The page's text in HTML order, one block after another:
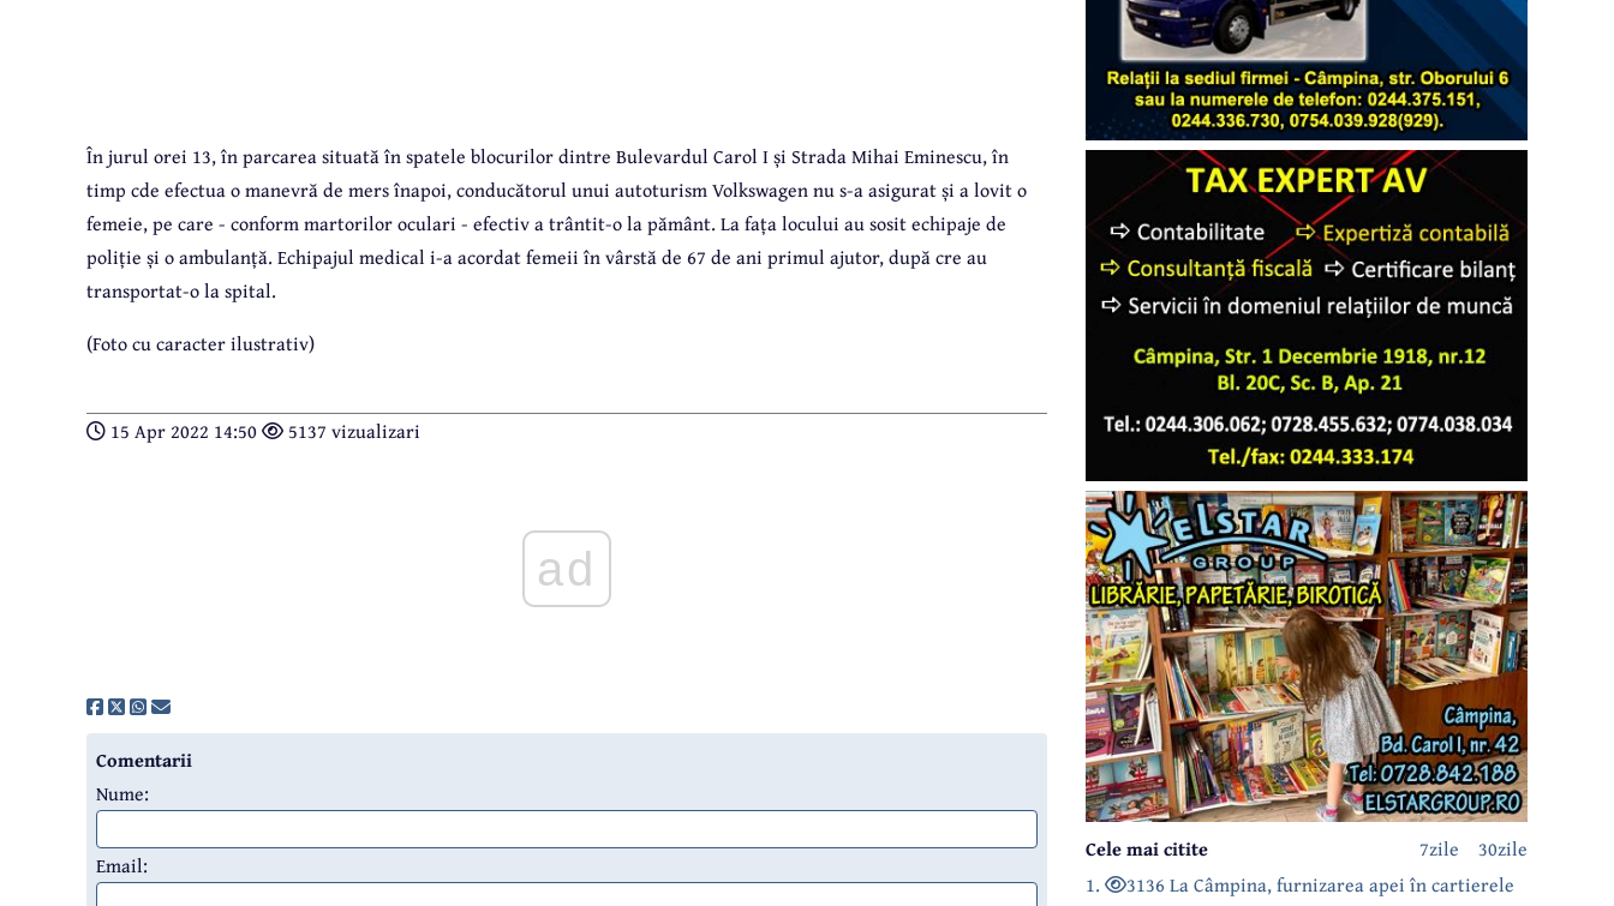
În jurul orei 13, în parcarea situată în spatele blocurilor dintre Bulevardul Carol I și Strada Mihai Eminescu, în
timp cde efectua o manevră de mers înapoi, conducătorul unui autoturism Volkswagen nu s-a asigurat și a lovit o
femeie, pe care - conform martorilor oculari - efectiv a trântit-o la pământ. La fața locului au sosit echipaje de
poliție și o ambulanță. Echipajul medical i-a acordat femeii în vârstă de 67 de ani primul ajutor, după cre au
transportat-o la spital.
(Foto cu caracter ilustrativ)
15 Apr 2022 14:50 5137 vizualizari
ad
Comentarii
Nume:
Email:
30zile
7zile
Cele mai citite
1.
3136 La Câmpina, furnizarea apei în cartierele